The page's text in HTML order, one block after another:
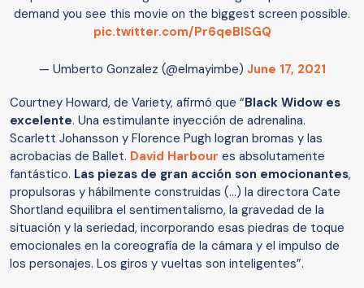
demand you see this movie on the biggest screen possible.
pic.twitter.com/Pr6qeBlSGQ
— Umberto Gonzalez (@elmayimbe) June 17, 2021
Courtney Howard, de Variety, afirmó que “Black Widow es
excelente. Una estimulante inyección de adrenalina.
Scarlett Johansson y Florence Pugh logran bromas y las
acrobacias de Ballet. David Harbour es absolutamente
fantástico. Las piezas de gran acción son emocionantes,
propulsoras y hábilmente construidas (…) la directora Cate
Shortland equilibra el sentimentalismo, la gravedad de la
situación y la seriedad, incorporando esas piedras de toque
emocionales en la coreografía de la cámara y el impulso de
los personajes. Los giros y vueltas son inteligentes”.